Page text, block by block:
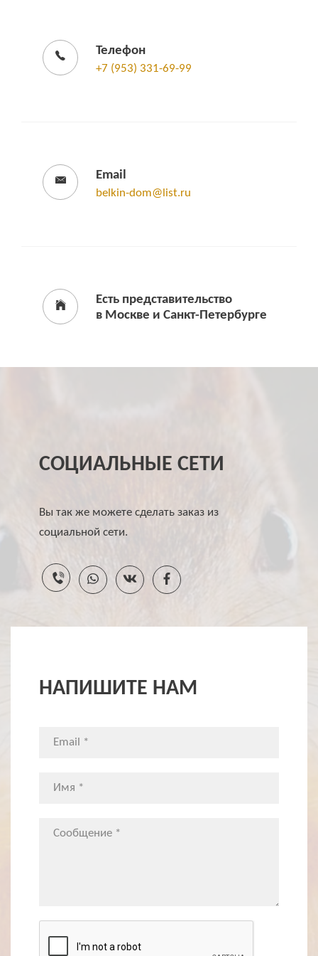
Телефон
+7 (953) 331-69-99
Email
belkin-dom@list.ru
Есть представительство
в Москве и Санкт-Петербурге
СОЦИАЛЬНЫЕ СЕТИ
Вы так же можете сделать заказ из
социальной сети.
НАПИШИТЕ НАМ